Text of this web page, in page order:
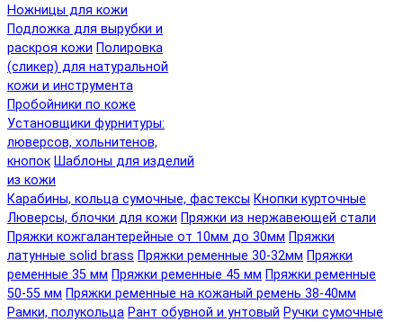
Ножницы для кожи
Подложка для вырубки и
раскроя кожи Полировка
(сликер) для натуральной
кожи и инструмента
Пробойники по коже
Установщики фурнитуры:
люверсов, хольнитенов,
кнопок Шаблоны для изделий
из кожи
Карабины, кольца сумочные, фастексы Кнопки курточные
Люверсы, блочки для кожи Пряжки из нержавеющей стали
Пряжки кожгалантерейные от 10мм до 30мм Пряжки
латунные solid brass Пряжки ременные 30-32мм Пряжки
ременные 35 мм Пряжки ременные 45 мм Пряжки ременные
50-55 мм Пряжки ременные на кожаный ремень 38-40мм
Рамки, полукольца Рант обувной и унтовый Ручки сумочные